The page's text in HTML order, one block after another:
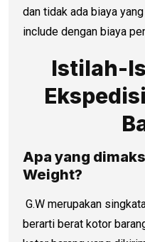
dan tidak ada biaya
include dengan biaya
Istilah-
Apa yang
Weight?
G.W merupakan
berarti berat kotor